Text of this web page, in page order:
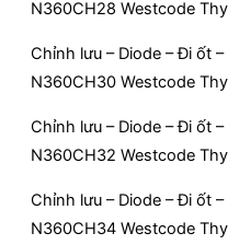
N360CH28 Westcode
Chỉnh lưu – Diode – Đi ốt
N360CH30 Westcode
Chỉnh lưu – Diode – Đi ốt
N360CH32 Westcode
Chỉnh lưu – Diode – Đi ốt
N360CH34 Westcode